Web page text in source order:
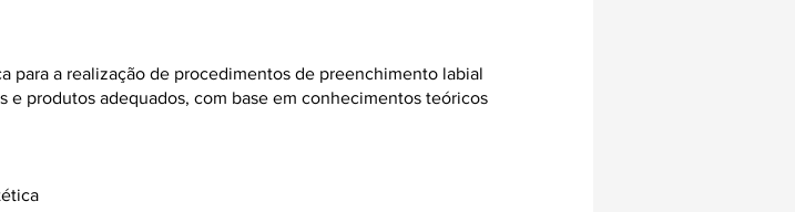
para a realização de procedimentos de preenchimento labial
produtos adequados, com base em conhecimentos teóricos